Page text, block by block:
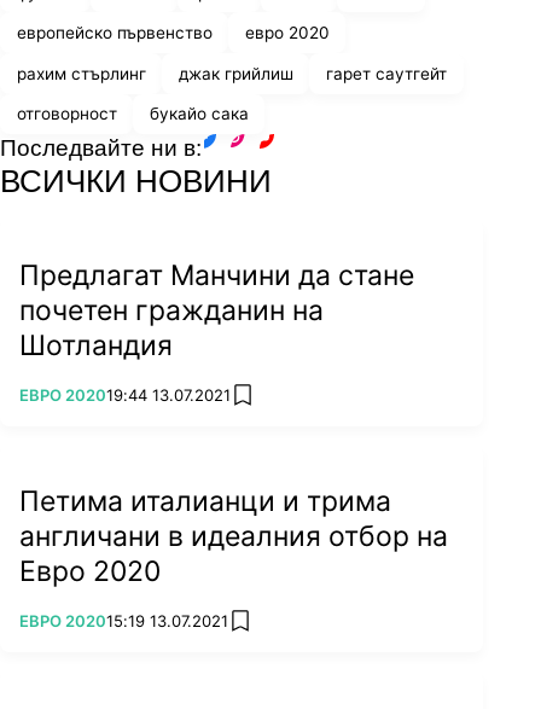
европейско първенство евро 2020
рахим стърлинг джак грийлиш гарет саутгейт
отговорност букайо сака
Последвайте ни в:
ВСИЧКИ НОВИНИ
Предлагат Манчини да стане
почетен гражданин на
Шотландия
ПОВЕЧЕ ОТ
ЕВРО 202019:44 13.07.2021 add favorites
Петима италианци и трима
англичани в идеалния отбор на
Евро 2020
ПОВЕЧЕ ОТ
ЕВРО 202015:19 13.07.2021 add favorites